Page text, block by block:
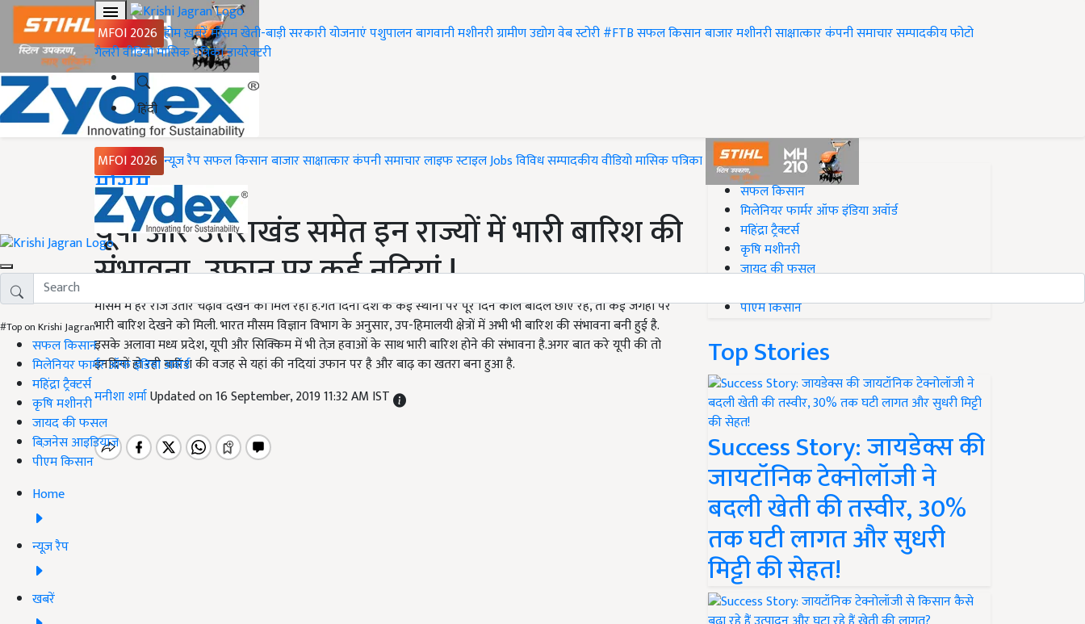
MFOI 2026 होमख़बरेंमौसमखेती-बाड़ीसरकारी योजनाएंपशुपालनबागवानीमशीनरीग्रामीण उद्योगवेब स्टोरी#FTBसफल किसानबाजारमशीनरीसाक्षात्कारकंपनी समाचारसम्पादकीयफोटो
गैलरीवीडियोमासिक पत्रिकाडायरेक्टरी
हिंदी
MFOI 2026 न्यूज़ रैपसफल किसानबाजारसाक्षात्कारकंपनी समाचारलाइफ स्टाइलJobsविविधसम्पादकीयवीडियोमासिक पत्रिका
#Top on Krishi Jagran
सफल किसान
मिलेनियर फार्मर ऑफ इंडिया अवॉर्ड
महिंद्रा ट्रैक्टर्स
कृषि मशीनरी
जायद की फसल
बिज़नेस आइडियाज
पीएम किसान
Home
न्यूज़ रैप
खबरें
Home
मौसम
यूपी और उत्तराखंड समेत इन राज्यों में भारी बारिश की
संभावना, उफान पर कई नदियां !
मौसम में हर रोज उतार चढ़ाव देखने को मिल रहा है.गत दिनों देश के कई स्थानों पर पूरे दिन काले बादल छाए रहे, तो कई जगहों पर
भारी बारिश देखने को मिली. भारत मौसम विज्ञान विभाग के अनुसार, उप-हिमालयी क्षेत्रों में अभी भी बारिश की संभावना बनी हुई है.
इसके अलावा मध्य प्रदेश, यूपी और सिक्किम में भी तेज़ हवाओं के साथ भारी बारिश होने की संभावना है.अगर बात करे यूपी की तो
इनदिनों हो रही बारिश की वजह से यहां की नदियां उफान पर है और बाढ़ का खतरा बना हुआ है.
मनीशा शर्माUpdated on 16 September, 2019 11:32 AM IST
#Top on Krishi Jagran
सफल किसान
मिलेनियर फार्मर ऑफ इंडिया अवॉर्ड
महिंद्रा ट्रैक्टर्स
कृषि मशीनरी
जायद की फसल
पीएम किसान
Top Stories
Success Story: जायडेक्स की
जायटॉनिक टेक्नोलॉजी ने
बदली खेती की तस्वीर, 30%
तक घटी लागत और सुधरी
मिट्टी की सेहत!